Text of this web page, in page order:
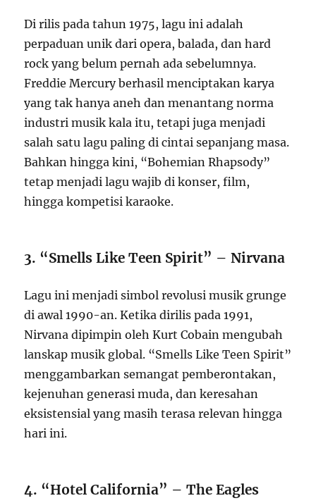
Di rilis pada tahun 1975, lagu ini adalah
perpaduan unik dari opera, balada, dan hard
rock yang belum pernah ada sebelumnya.
Freddie Mercury berhasil menciptakan karya
yang tak hanya aneh dan menantang norma
industri musik kala itu, tetapi juga menjadi
salah satu lagu paling di cintai sepanjang masa.
Bahkan hingga kini, “Bohemian Rhapsody”
tetap menjadi lagu wajib di konser, film,
hingga kompetisi karaoke.
3. “Smells Like Teen Spirit” – Nirvana
Lagu ini menjadi simbol revolusi musik grunge
di awal 1990-an. Ketika dirilis pada 1991,
Nirvana dipimpin oleh Kurt Cobain mengubah
lanskap musik global. “Smells Like Teen Spirit”
menggambarkan semangat pemberontakan,
kejenuhan generasi muda, dan keresahan
eksistensial yang masih terasa relevan hingga
hari ini.
4. “Hotel California” – The Eagles